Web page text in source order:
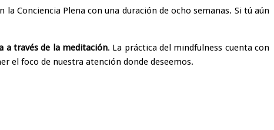
Conciencia Plena con una duración de ocho semanas. Si tú aún
a través de la meditación. La práctica del mindfulness cuenta con
el foco de nuestra atención donde deseemos.